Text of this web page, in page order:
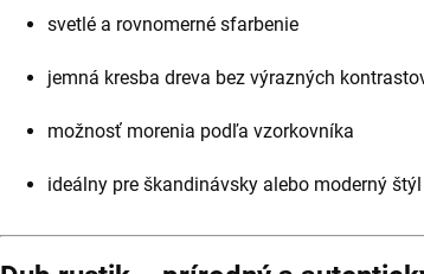
svetlé a rovnomerné sfarbenie
jemná kresba dreva bez výrazných
možnosť morenia podľa vzorkovníka
ideálny pre škandinávsky alebo moderný štýl